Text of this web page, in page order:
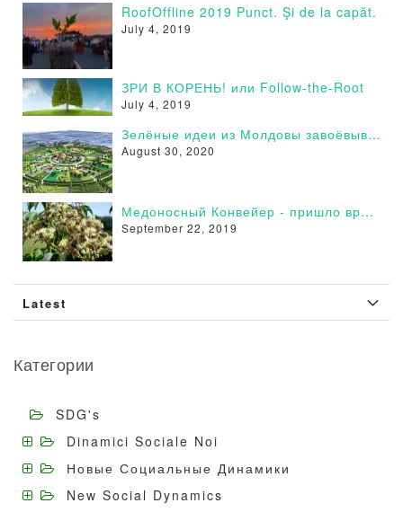
RoofOffline 2019 Punct. Şi de la capăt.
July 4, 2019
ЗРИ В КОРЕНЬ! или Follow-the-Root
July 4, 2019
Зелёные идеи из Молдовы завоёвывают сторонников в России - Поддержи и Ты!
August 30, 2020
Медоносный Конвейер - пришло время действовать
September 22, 2019
Latest
Категории
SDG's
Dinamici Sociale Noi
Новые Социальные Динамики
New Social Dynamics